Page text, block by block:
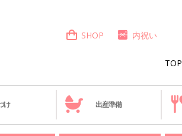
TOP
SHOP 内祝い
け 出産準備